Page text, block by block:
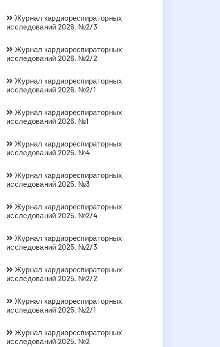
Журнал кардиореспираторных
исследований 2026. №2/3
Журнал кардиореспираторных
исследований 2026. №2/2
Журнал кардиореспираторных
исследований 2026. №2/1
Журнал кардиореспираторных
исследований 2026. №1
Журнал кардиореспираторных
исследований 2025. №4
Журнал кардиореспираторных
исследований 2025. №3
Журнал кардиореспираторных
исследований 2025. №2/4
Журнал кардиореспираторных
исследований 2025. №2/3
Журнал кардиореспираторных
исследований 2025. №2/2
Журнал кардиореспираторных
исследований 2025. №2/1
Журнал кардиореспираторных
исследований 2025. №2